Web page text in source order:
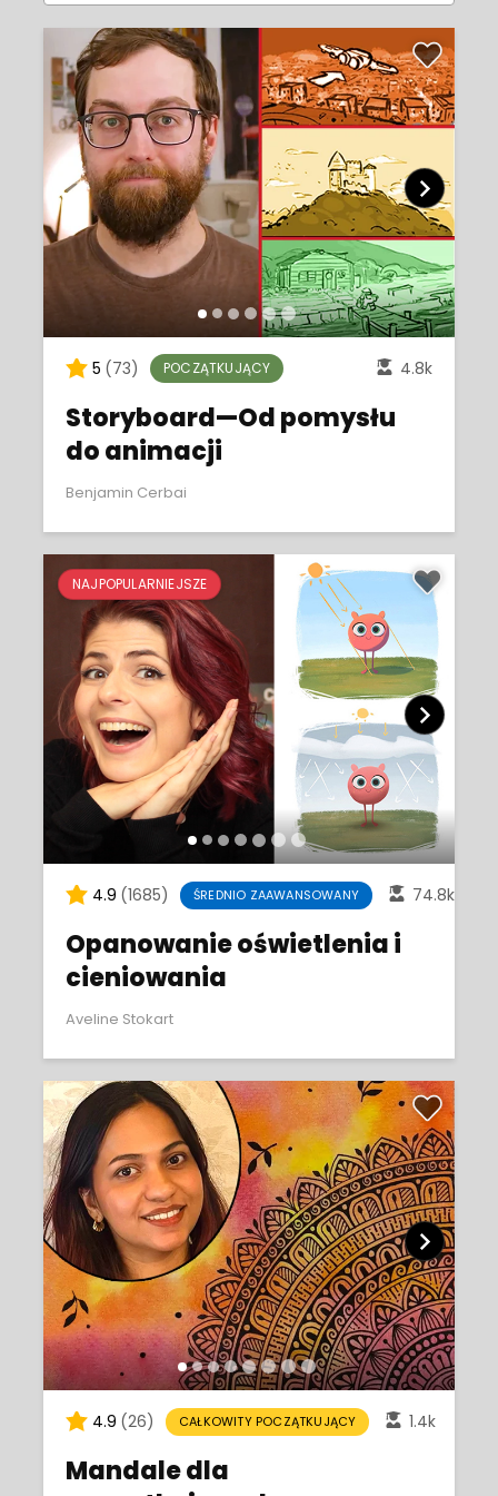
5 (73) POCZĄTKUJĄCY 4.8k
Storyboard—Od pomysłu
do animacji
Benjamin Cerbai
NAJPOPULARNIEJSZE
4.9 (1685) ŚREDNIO ZAAWANSOWANY 74.8k
Opanowanie oświetlenia i
cieniowania
Aveline Stokart
4.9 (26) CAŁKOWITY POCZĄTKUJĄCY 1.4k
Mandale dla